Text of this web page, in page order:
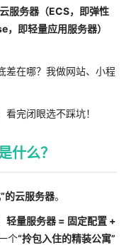
云服务器（ECS，即弹性
即轻量应用服务器）
差在哪？我做网站、小程
完闭眼选不踩坑！
什么？
的云服务器。
轻量服务器 = 固定配置 +
个“拎包入住的精装公寓”